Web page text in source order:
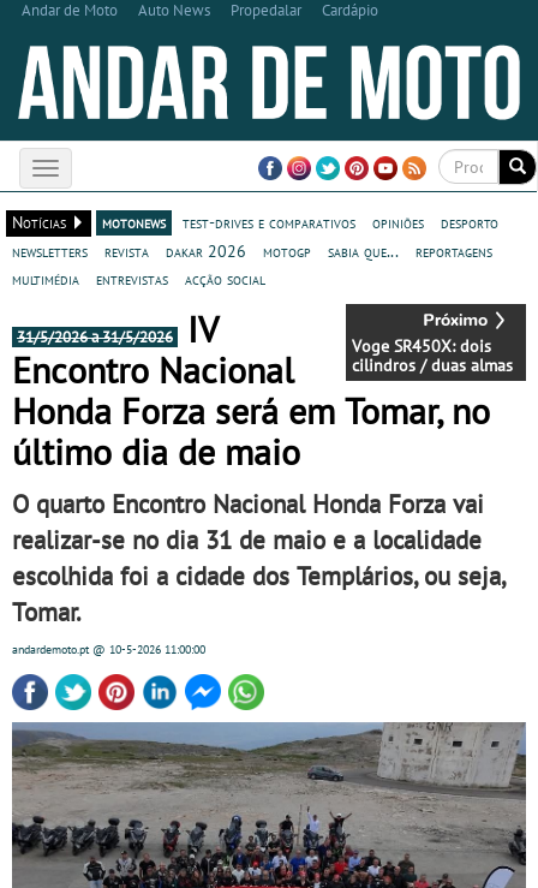
Andar de Moto Auto News Propedalar Cardápio
Toggle
navigation
Notícias
motonews test-drives e comparativos opiniões
desporto
newsletters
revista dakar 2026 motogp sabia que...
reportagens
multimédia
entrevistas acção social
Voge SR450X: dois
cilindros / duas almas
31/5/2026 a 31/5/2026
IV
Encontro Nacional
Honda Forza será em Tomar, no
último dia de maio
O quarto Encontro Nacional Honda Forza vai
realizar-se no dia 31 de maio e a localidade
escolhida foi a cidade dos Templários, ou seja,
Tomar.
andardemoto.pt@ 10-5-2026 11:00:00